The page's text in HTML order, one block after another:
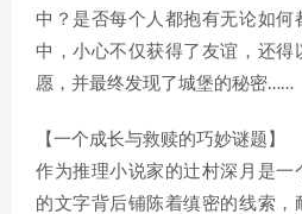
中？是否每个人都抱有无论如何
中，小心不仅获得了友谊，还得
愿，并最终发现了城堡的秘密……
【一个成长与救赎的巧妙谜题】
作为推理小说家的辻村深月是一
的文字背后铺陈着缜密的线索，